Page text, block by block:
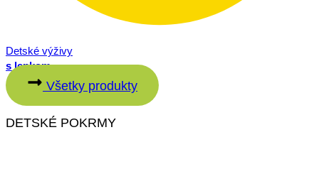
Detské výživy
s lepkom
Všetky produkty
DETSKÉ POKRMY